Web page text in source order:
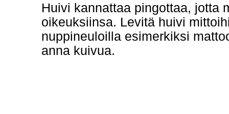
Huivi kannattaa pingottaa, jotta
oikeuksiinsa. Levitä huivi
nuppineuloilla esimerkiksi
anna kuivua.